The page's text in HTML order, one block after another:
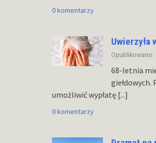
0 komentarzy
Uwierzyła
Opublikowano:
68-letnia
giełdowych.
umożliwić wypłatę [...]
0 komentarzy